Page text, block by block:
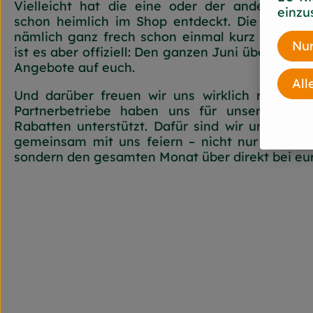
Vielleicht hat die eine oder der andere
schon heimlich im Shop entdeckt. Die
nämlich ganz frech schon einmal kurz ins
ist es aber offiziell: Den ganzen Juni über
Angebote auf euch.
Und darüber freuen wir uns wirklich riesig.
Partnerbetriebe haben uns für unseren
Rabatten unterstützt. Dafür sind wir
gemeinsam mit uns feiern – nicht nur am 20.
sondern den gesamten Monat über direkt bei